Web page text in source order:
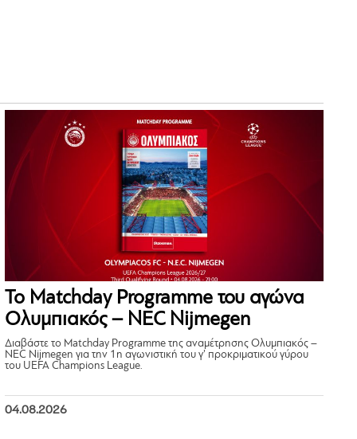
Το Matchday Programme του αγώνα
Ολυμπιακός – NEC Nijmegen
Διαβάστε το Matchday Programme της αναμέτρησης Ολυμπιακός –
NEC Nijmegen για την 1η αγωνιστική του γ’ προκριματικού γύρου
του UEFA Champions League.
04.08.2026